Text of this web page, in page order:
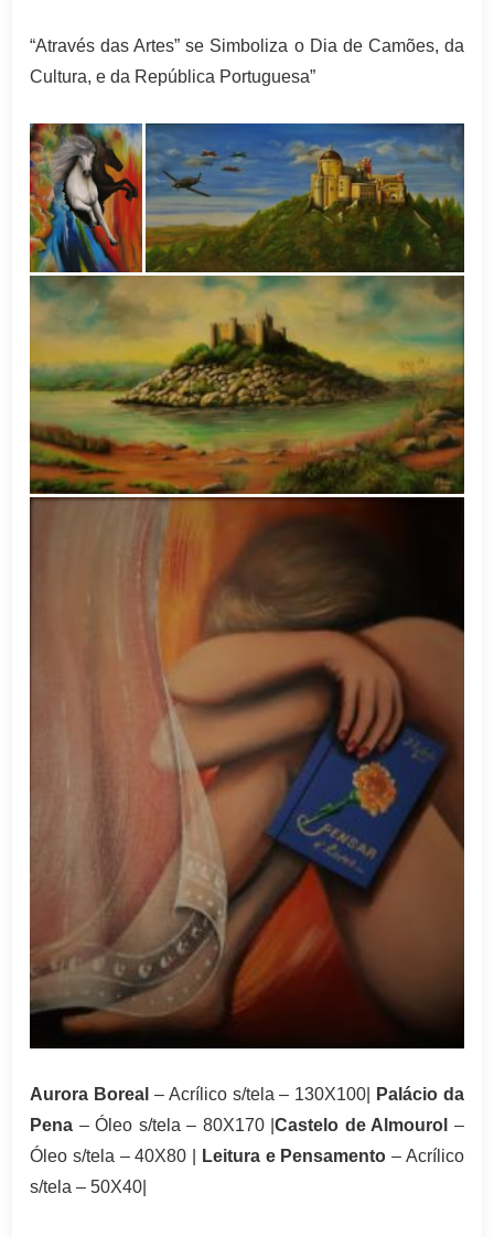
“Através das Artes” se Simboliza o Dia de Camões, da
Cultura, e da República Portuguesa”
Aurora Boreal – Acrílico s/tela – 130X100|
Palácio da
Pena – Óleo s/tela – 80X170 |Castelo de Almourol –
Óleo s/tela – 40X80 |
Leitura e Pensamento – Acrílico
s/tela – 50X40|